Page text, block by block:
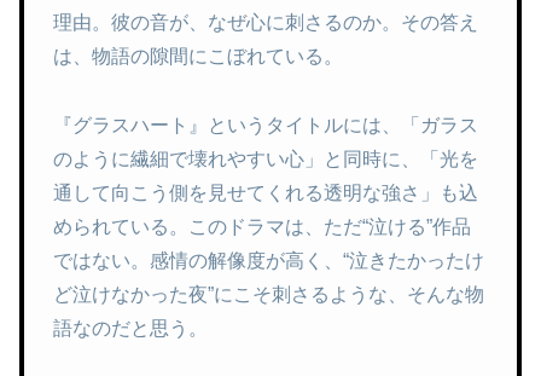
理由。彼の音が、なぜ心に刺さるのか。その答え
は、物語の隙間にこぼれている。
『グラスハート』というタイトルには、「ガラス
のように繊細で壊れやすい心」と同時に、「光を
通して向こう側を見せてくれる透明な強さ」も込
められている。このドラマは、ただ“泣ける”作品
ではない。感情の解像度が高く、“泣きたかったけ
ど泣けなかった夜”にこそ刺さるような、そんな物
語なのだと思う。